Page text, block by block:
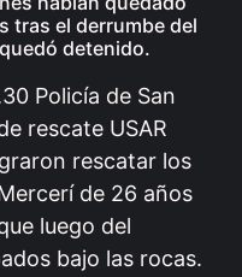
tras el derrumbe del
detenido.
Policía de San
rescate USAR
rescatar los
de 26 años
luego del
bajo las rocas.